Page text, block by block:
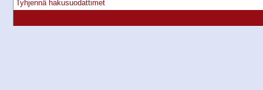
Tyhjennä hakusuodattimet